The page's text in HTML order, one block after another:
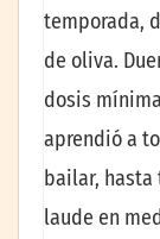
temporada,
de oliva.
dosis
aprendió a
bailar, hasta
laude en